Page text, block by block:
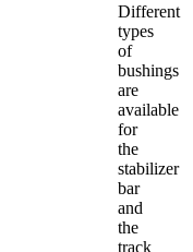
Different
types
of
bushings
are
available
for
the
stabilizer
bar
and
the
track